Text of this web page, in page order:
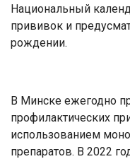
Национальный
прививок и
рождении.
В Минске ежегодно
профилактических
использованием
препаратов. В 2022